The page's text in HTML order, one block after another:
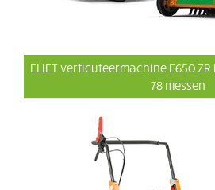
ELIET verticuteermachine E650 ZR
78 messen